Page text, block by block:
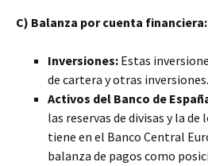
C) Balanza por cuenta financiera:
Inversiones: Estas
de cartera y otras inversiones.
Activos del Banco de
las reservas de divisas y la
tiene en el Banco Central
balanza de pagos como